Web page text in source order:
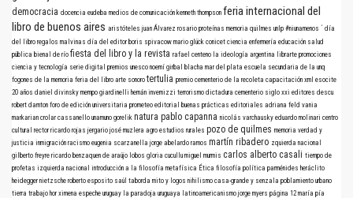
democracia docencia eudeba medios de comunicación kenneth thompson feria internacional del
libro de buenos aires aristóteles juan Álvarez rosario proteínas memoria quilmes unlp #niunamenos ´ día
del libro regalos malvinas día del editor boris spivacow mario glück conicet ciencia enfermería educación salud
pública bienal de río fiesta del libro y la revista rafael centeno la ideología argentina librarte promociones
ciencia y tecnología serie digital premios unesco noemí girbal blacha mar del plata escuela secundaria de la unq
fogones de la memoria feria del libro arte sonoro tertulia premio cementerio de la recoleta capacitación xml esocite
20 años daniel divinsky mempo giardinelli hernán invernizzi terrorismo dictadura cementerio siglo xxi editores descu
robert darnton foro de edición universitaria prometeo editorial buenas prácticas editoriales adriana feld vania
markarian crolar cassanello unamuno gorelik natura pablo capanna nicolás varchausky eduardo molinari centro
cultural rector ricardo rojas jergario josé muzlera agro estudios rurales pozo de quilmes memoria verdad y
justicia inmigración racismo eugenia scarzanella jorge abelardo ramos martín ribadero zquierda nacional
gilberto freyre ricardo benzaquen de araújo lobos gloria cucullu miguel murmis carlos alberto casali tiempo de
profetas izquierda nacional introducción a la filosofía metafísica Ética filosofía política parménides heráclito
heidegger nietzsche roberto esposito saúl taborda mito y logos nihilismo casa-grande y senzala poblamiento urbano
tierra trabajo hor ximena espeche uruguay la paradoja uruguaya latinoamericanismo jorge myers página 12 maría pía